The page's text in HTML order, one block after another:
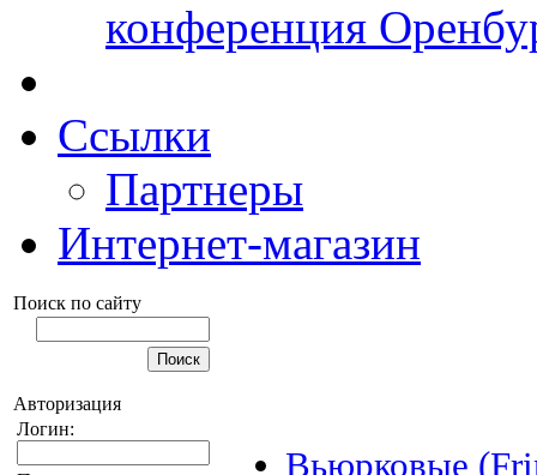
конференция
Ссылки
Партнеры
Интернет-магазин
Поиск по сайту
Авторизация
Логин:
Вьюрковые